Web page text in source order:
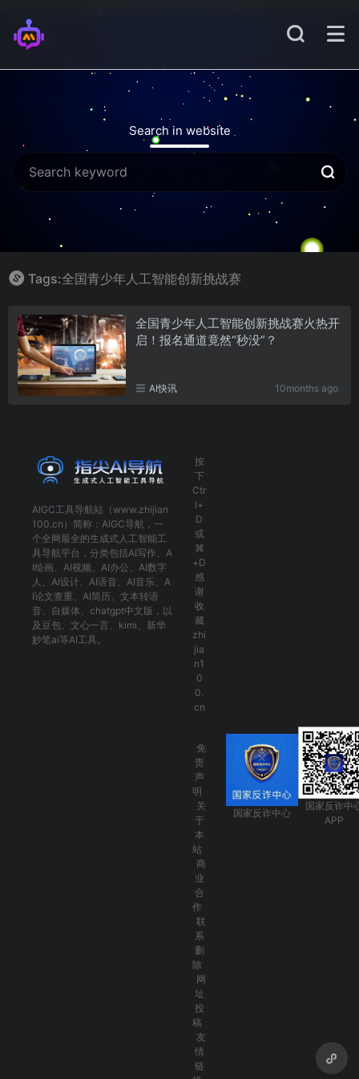
Search in website
Tags:全国青少年人工智能创新挑战赛
全国青少年人工智能创新挑战赛火热开
启！报名通道竟然“秒没”？
AI快讯 10months ago
AIGC工具导航站（www.zhijian
100.cn）简称： AIGC导航 ，一
个全网最全的生成式人工智能工
具导航平台，分类包括AI写作 、 A
I绘画 、 AI视频 、 AI办公 、 AI数字
人 、 AI设计、 AI语音、 AI音乐、 A
I论文查重 、 AI简历 、 文本转语
音、 自媒体 、 chatgpt中文版 ，以
及 豆包、 文心一言 、 kimi 、 新华
妙笔ai等AI工具。
按
下
Ctr
l+
D
或
⌘
+D
感
谢
收
藏
zhi
jia
n1
0
0.
cn
免
责
声
明
关
于
本
站
商
业
合
作
联
系
删
除
网
址
投
稿
友
情
链
国家反诈中心
国家反诈中
APP